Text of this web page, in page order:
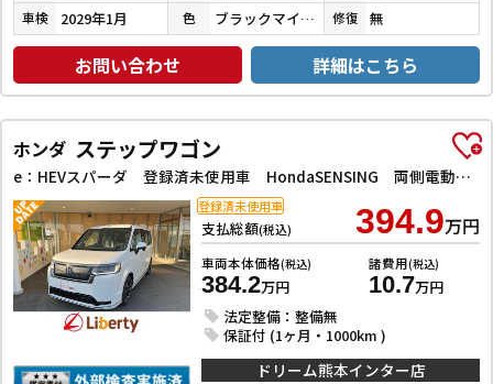
車検 2029年1月 色 ブラックマイカメタリック 修復 無
お問い合わせ 詳細はこちら
ホンダ ステップワゴン
e：HEVスパーダ 登録済未使用車 HondaSENSING 両側電動スライドドア アダプティブクルーズコントロール 電動リアゲート 純正アルミホイール 電動リアゲート LEDヘッドランプ 電動パーキングブレーキ
支払総額(税込) 394.9万円
車両本体価格(税込)
384.2万円
諸費用(税込)
10.7万円
法定整備：整備無
保証付 (1ヶ月・1000km )
登録済未使用車
ドリーム熊本インター店